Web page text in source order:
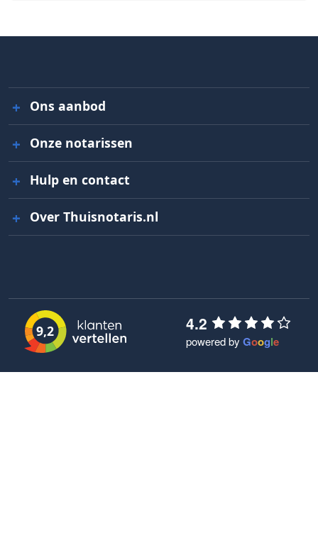
Ons aanbod
Onze notarissen
Hulp en contact
Over Thuisnotaris.nl
9,2 4.2
powered by Google